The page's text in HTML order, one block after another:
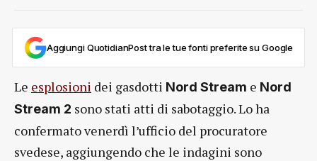
Aggiungi QuotidianPost tra le tue fonti preferite su Google
Le esplosioni dei gasdotti Nord Stream e Nord
Stream 2 sono stati atti di sabotaggio. Lo ha
confermato venerdì l’ufficio del procuratore
svedese, aggiungendo che le indagini sono